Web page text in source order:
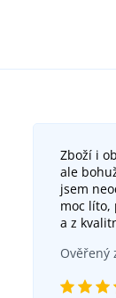
Zboží i
ale
jsem
moc líto,
a z
Ověřený